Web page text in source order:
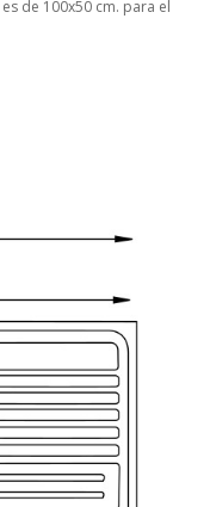
de 100x50 cm. para el